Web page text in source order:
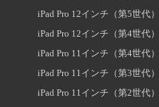
iPad Pro 12インチ（第5世代）
iPad Pro 12インチ（第4世代）
iPad Pro 11インチ（第4世代）
iPad Pro 11インチ（第3世代）
iPad Pro 11インチ（第2世代）